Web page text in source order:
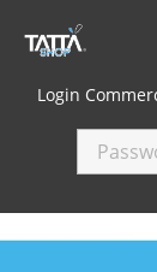
Login